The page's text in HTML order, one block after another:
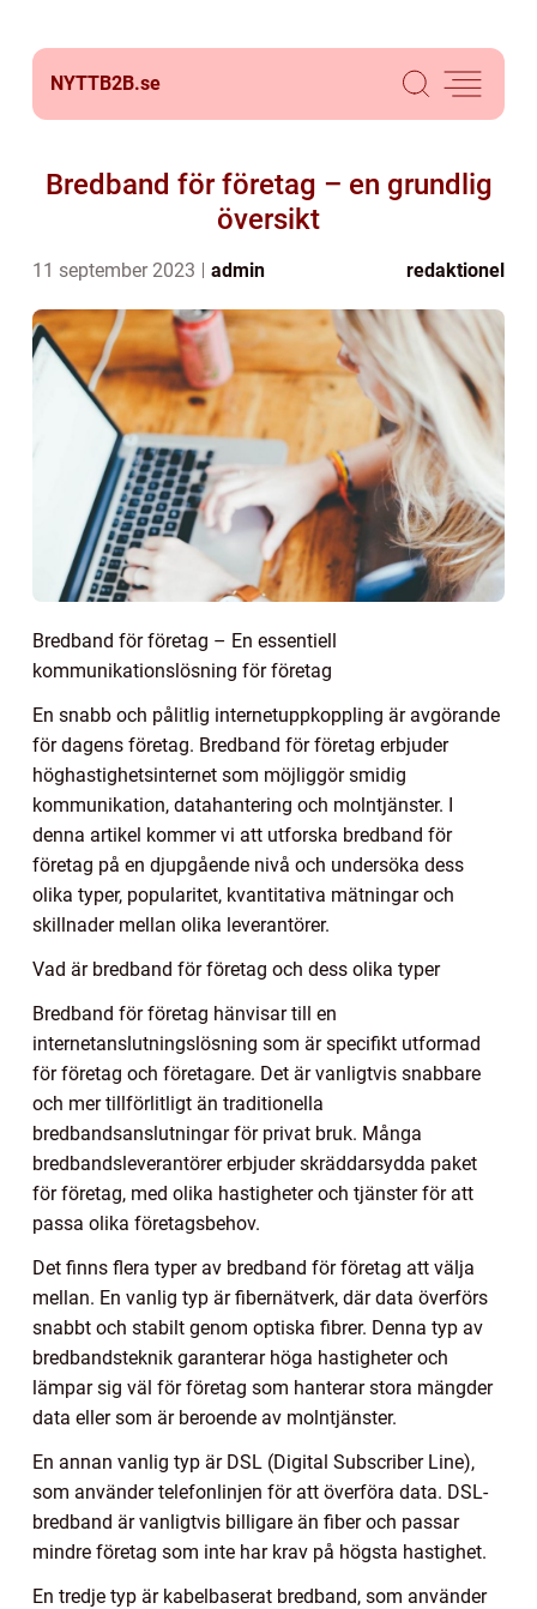
NYTTB2B.se
Bredband för företag – en grundlig
översikt
11 september 2023 admin redaktionel
Bredband för företag – En essentiell
kommunikationslösning för företag
En snabb och pålitlig internetuppkoppling är avgörande
för dagens företag. Bredband för företag erbjuder
höghastighetsinternet som möjliggör smidig
kommunikation, datahantering och molntjänster. I
denna artikel kommer vi att utforska bredband för
företag på en djupgående nivå och undersöka dess
olika typer, popularitet, kvantitativa mätningar och
skillnader mellan olika leverantörer.
Vad är bredband för företag och dess olika typer
Bredband för företag hänvisar till en
internetanslutningslösning som är specifikt utformad
för företag och företagare. Det är vanligtvis snabbare
och mer tillförlitligt än traditionella
bredbandsanslutningar för privat bruk. Många
bredbandsleverantörer erbjuder skräddarsydda paket
för företag, med olika hastigheter och tjänster för att
passa olika företagsbehov.
Det finns flera typer av bredband för företag att välja
mellan. En vanlig typ är fibernätverk, där data överförs
snabbt och stabilt genom optiska fibrer. Denna typ av
bredbandsteknik garanterar höga hastigheter och
lämpar sig väl för företag som hanterar stora mängder
data eller som är beroende av molntjänster.
En annan vanlig typ är DSL (Digital Subscriber Line),
som använder telefonlinjen för att överföra data. DSL-
bredband är vanligtvis billigare än fiber och passar
mindre företag som inte har krav på högsta hastighet.
En tredje typ är kabelbaserat bredband, som använder